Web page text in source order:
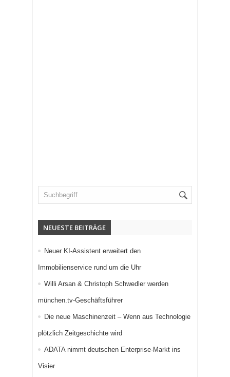
NEUESTE BEITRÄGE
Neuer KI-Assistent erweitert den
Immobilienservice rund um die Uhr
Willi Arsan & Christoph Schwedler werden
münchen.tv-Geschäftsführer
Die neue Maschinenzeit – Wenn aus Technologie
plötzlich Zeitgeschichte wird
ADATA nimmt deutschen Enterprise-Markt ins
Visier